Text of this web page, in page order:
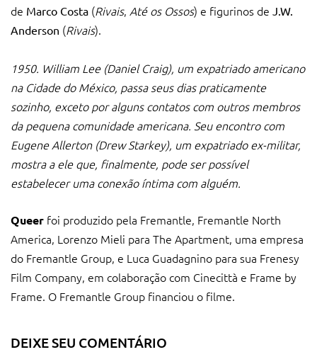
de Marco Costa (Rivais, Até os Ossos) e figurinos de J.W.
Anderson (Rivais).
1950. William Lee (Daniel Craig), um expatriado americano
na Cidade do México, passa seus dias praticamente
sozinho, exceto por alguns contatos com outros membros
da pequena comunidade americana. Seu encontro com
Eugene Allerton (Drew Starkey), um expatriado ex-militar,
mostra a ele que, finalmente, pode ser possível
estabelecer uma conexão íntima com alguém.
Queer foi produzido pela Fremantle, Fremantle North
America, Lorenzo Mieli para The Apartment, uma empresa
do Fremantle Group, e Luca Guadagnino para sua Frenesy
Film Company, em colaboração com Cinecittà e Frame by
Frame. O Fremantle Group financiou o filme.
DEIXE SEU COMENTÁRIO